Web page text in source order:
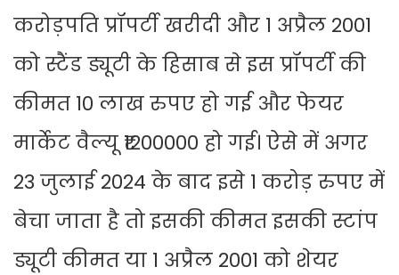
करोड़पति प्रॉपर्टी खरीदी और 1 अप्रैल 2001
को स्टैंड ड्यूटी के हिसाब से इस प्रॉपर्टी की
कीमत 10 लाख रुपए हो गई और फेयर
मार्केट वैल्यू ₹1200000 हो गई। ऐसे में अगर
23 जुलाई 2024 के बाद इसे 1 करोड़ रुपए में
बेचा जाता है तो इसकी कीमत इसकी स्टांप
ड्यूटी कीमत या 1 अप्रैल 2001 को शेयर